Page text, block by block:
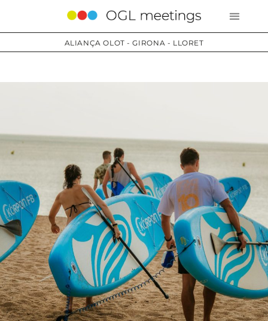
ALIANÇA OLOT - GIRONA - LLORET